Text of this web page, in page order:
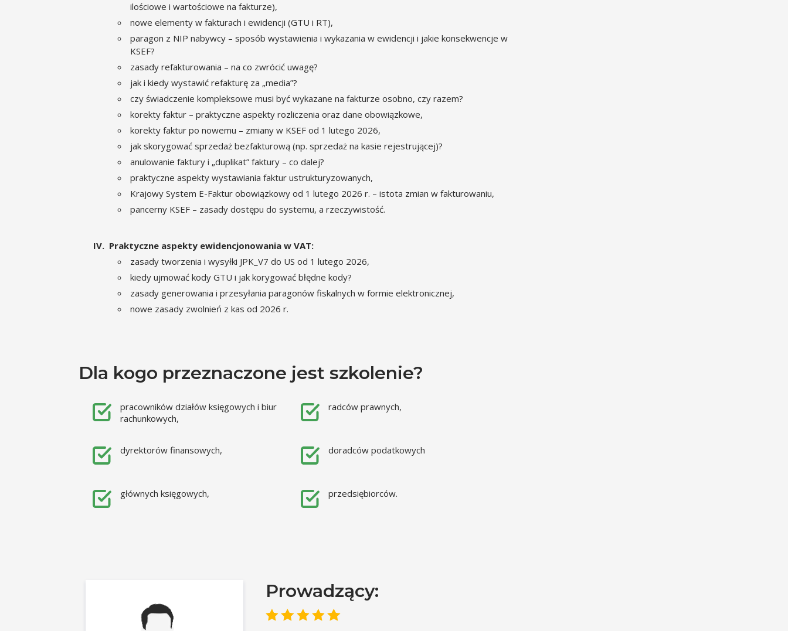
ilościowe i wartościowe na fakturze),
nowe elementy w fakturach i ewidencji (GTU i RT),
paragon z NIP nabywcy – sposób wystawienia i wykazania w ewidencji i jakie konsekwencje w
KSEF?
zasady refakturowania – na co zwrócić uwagę?
jak i kiedy wystawić refakturę za „media”?
czy świadczenie kompleksowe musi być wykazane na fakturze osobno, czy razem?
korekty faktur – praktyczne aspekty rozliczenia oraz dane obowiązkowe,
korekty faktur po nowemu – zmiany w KSEF od 1 lutego 2026,
jak skorygować sprzedaż bezfakturową (np. sprzedaż na kasie rejestrującej)?
anulowanie faktury i „duplikat” faktury – co dalej?
praktyczne aspekty wystawiania faktur ustrukturyzowanych,
Krajowy System E-Faktur obowiązkowy od 1 lutego 2026 r. – istota zmian w fakturowaniu,
pancerny KSEF – zasady dostępu do systemu, a rzeczywistość.
Praktyczne aspekty ewidencjonowania w VAT:
zasady tworzenia i wysyłki JPK_V7 do US od 1 lutego 2026,
kiedy ujmować kody GTU i jak korygować błędne kody?
zasady generowania i przesyłania paragonów fiskalnych w formie elektronicznej,
nowe zasady zwolnień z kas od 2026 r.
Dla kogo przeznaczone jest szkolenie?
pracowników działów księgowych i biur
rachunkowych,
dyrektorów finansowych,
głównych księgowych,
radców prawnych,
doradców podatkowych
przedsiębiorców.
Prowadzący: